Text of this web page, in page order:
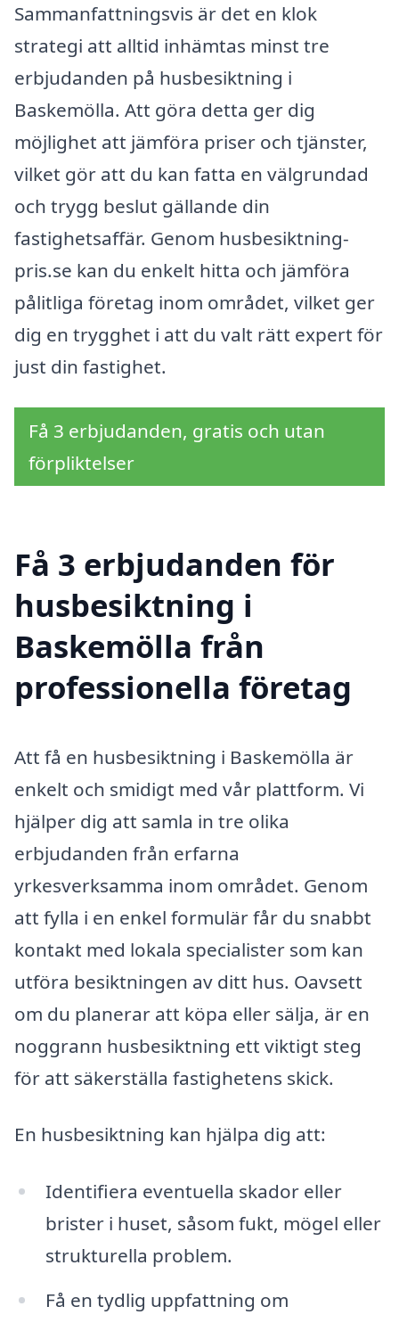
Sammanfattningsvis är det en klok
strategi att alltid inhämtas minst tre
erbjudanden på husbesiktning i
Baskemölla. Att göra detta ger dig
möjlighet att jämföra priser och tjänster,
vilket gör att du kan fatta en välgrundad
och trygg beslut gällande din
fastighetsaffär. Genom husbesiktning-
pris.se kan du enkelt hitta och jämföra
pålitliga företag inom området, vilket ger
dig en trygghet i att du valt rätt expert för
just din fastighet.
Få 3 erbjudanden, gratis och utan
förpliktelser
Få 3 erbjudanden för
husbesiktning i
Baskemölla från
professionella företag
Att få en husbesiktning i Baskemölla är
enkelt och smidigt med vår plattform. Vi
hjälper dig att samla in tre olika
erbjudanden från erfarna
yrkesverksamma inom området. Genom
att fylla i en enkel formulär får du snabbt
kontakt med lokala specialister som kan
utföra besiktningen av ditt hus. Oavsett
om du planerar att köpa eller sälja, är en
noggrann husbesiktning ett viktigt steg
för att säkerställa fastighetens skick.
En husbesiktning kan hjälpa dig att:
Identifiera eventuella skador eller
brister i huset, såsom fukt, mögel eller
strukturella problem.
Få en tydlig uppfattning om